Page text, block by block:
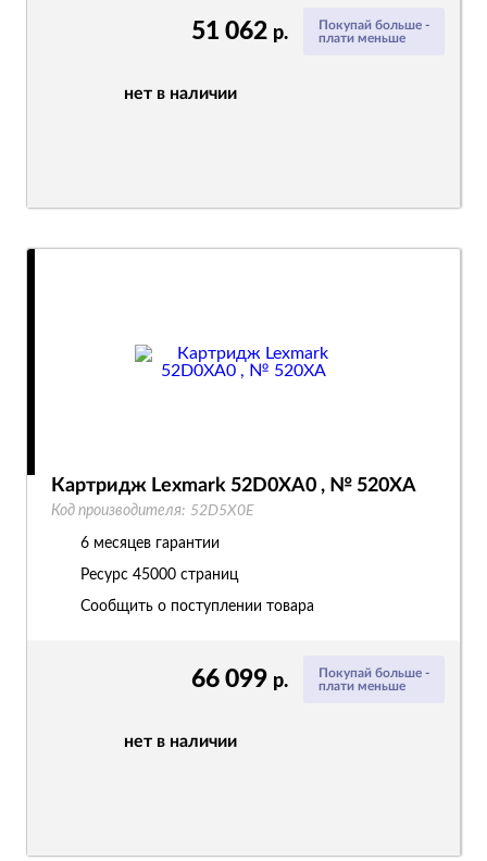
Покупай больше -
плати меньше
51 062 р.
нет в наличии
Покупай больше -
плати меньше
66 099 р.
нет в наличии
Картридж Lexmark 52D0XA0 , № 520XA
Код производителя: 52D5X0E
6 месяцев гарантии
Ресурс 45000 страниц
Сообщить о поступлении товара